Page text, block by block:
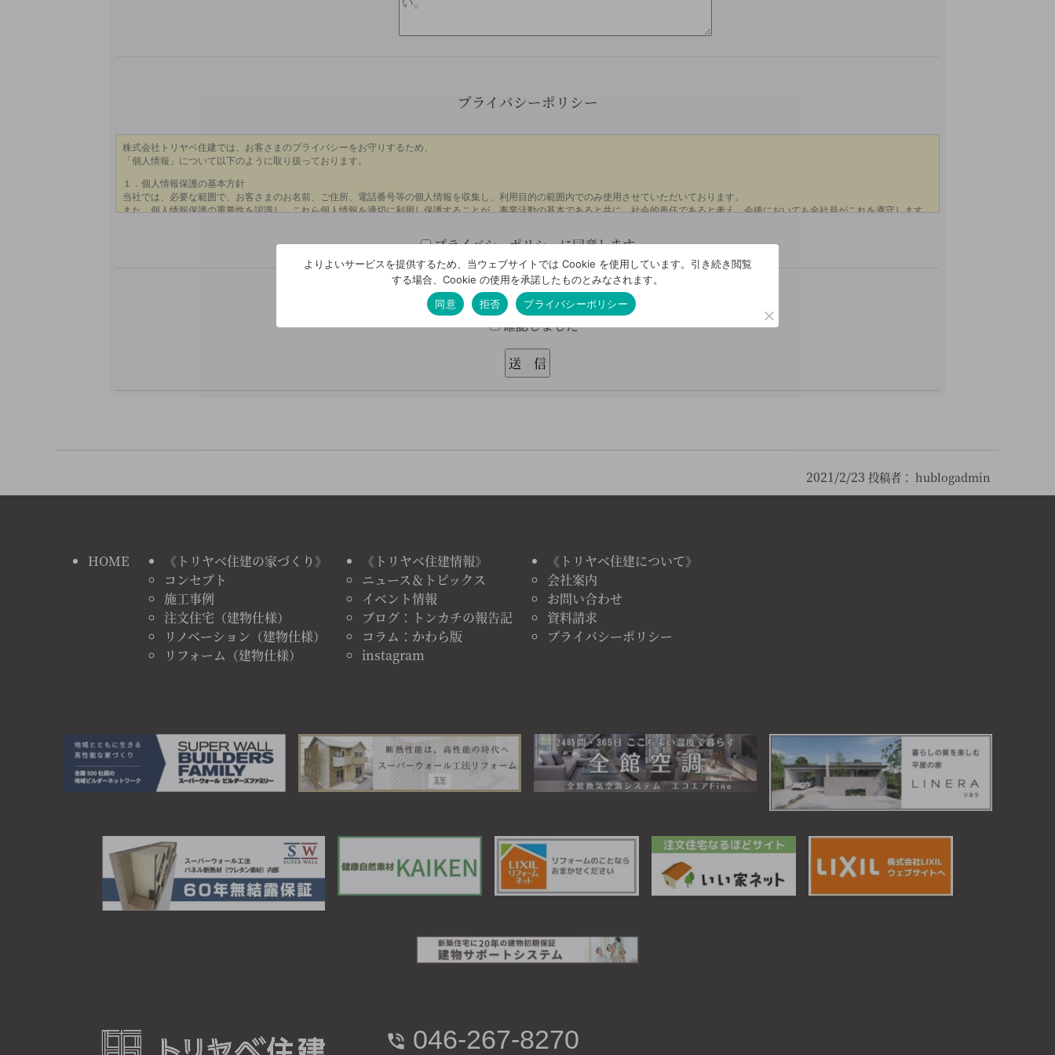
プライバシーポリシー
プライバシーポリシーに同意します。
※確認画面はございません。今一度、入力内容をご確認ください。
確認しました
2021/2/23 投稿者： hublogadmin
HOME
《トリヤベ住建の家づくり》
コンセプト
施工事例
注文住宅（建物仕様）
リノベーション（建物仕様）
リフォーム（建物仕様）
《トリヤベ住建情報》
ニュース＆トピックス
イベント情報
ブログ：トンカチの報告記
コラム：かわら版
instagram
《トリヤベ住建について》
会社案内
お問い合わせ
資料請求
プライバシーポリシー
046-267-8270
よりよいサービスを提供するため、当ウェブサイトでは Cookie を使用しています。引き続き閲覧
する場合、Cookie の使用を承諾したものとみなされます。
同意
拒否 プライバシーポリシー